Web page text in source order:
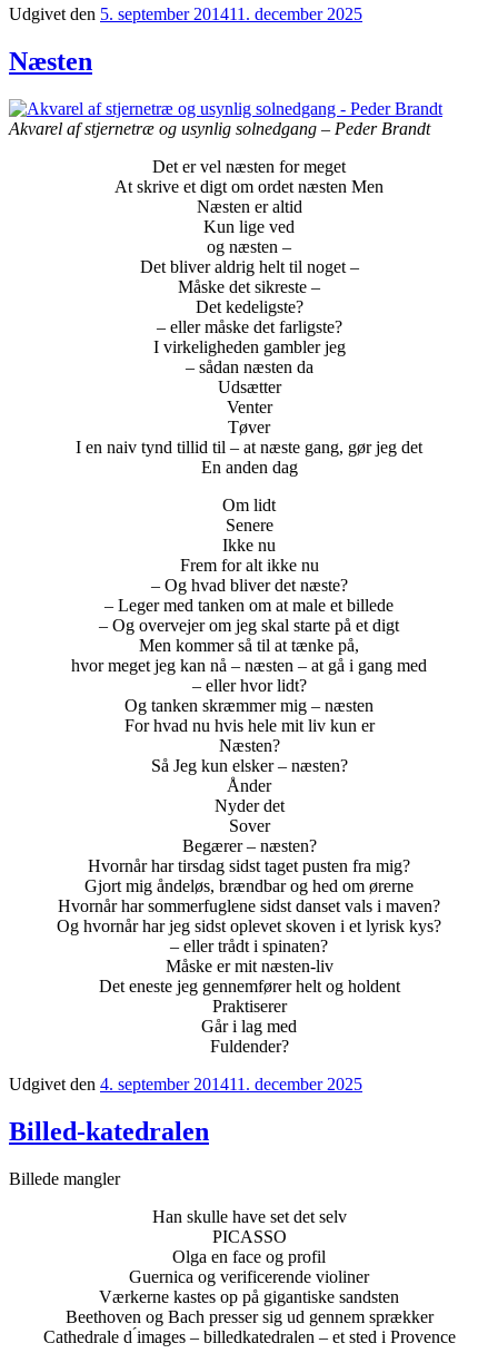
Udgivet den 5. september 201411. december 2025
Næsten
Akvarel af stjernetræ og usynlig solnedgang – Peder Brandt
Det er vel næsten for meget
At skrive et digt om ordet næsten Men
Næsten er altid
Kun lige ved
og næsten –
Det bliver aldrig helt til noget –
Måske det sikreste –
Det kedeligste?
– eller måske det farligste?
I virkeligheden gambler jeg
– sådan næsten da
Udsætter
Venter
Tøver
I en naiv tynd tillid til – at næste gang, gør jeg det
En anden dag
Om lidt
Senere
Ikke nu
Frem for alt ikke nu
– Og hvad bliver det næste?
– Leger med tanken om at male et billede
– Og overvejer om jeg skal starte på et digt
Men kommer så til at tænke på,
hvor meget jeg kan nå – næsten – at gå i gang med
– eller hvor lidt?
Og tanken skræmmer mig – næsten
For hvad nu hvis hele mit liv kun er
Næsten?
Så Jeg kun elsker – næsten?
Ånder
Nyder det
Sover
Begærer – næsten?
Hvornår har tirsdag sidst taget pusten fra mig?
Gjort mig åndeløs, brændbar og hed om ørerne
Hvornår har sommerfuglene sidst danset vals i maven?
Og hvornår har jeg sidst oplevet skoven i et lyrisk kys?
– eller trådt i spinaten?
Måske er mit næsten-liv
Det eneste jeg gennemfører helt og holdent
Praktiserer
Går i lag med
Fuldender?
Udgivet den 4. september 201411. december 2025
Billed-katedralen
Billede mangler
Han skulle have set det selv
PICASSO
Olga en face og profil
Guernica og verificerende violiner
Værkerne kastes op på gigantiske sandsten
Beethoven og Bach presser sig ud gennem sprækker
Cathedrale d ́images – billedkatedralen – et sted i Provence